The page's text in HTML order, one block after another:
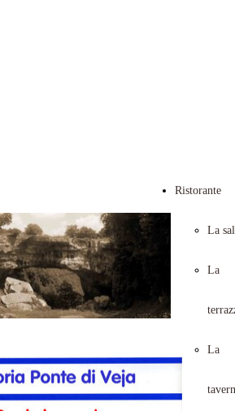
Ristorante
La
La
La